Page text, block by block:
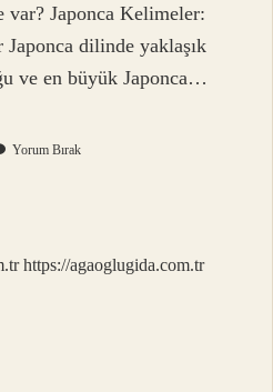
var? Japonca Kelimeler:
dilinde yaklaşık
ve en büyük Japonca…
Yorum Bırak
https://agaoglugida.com.tr